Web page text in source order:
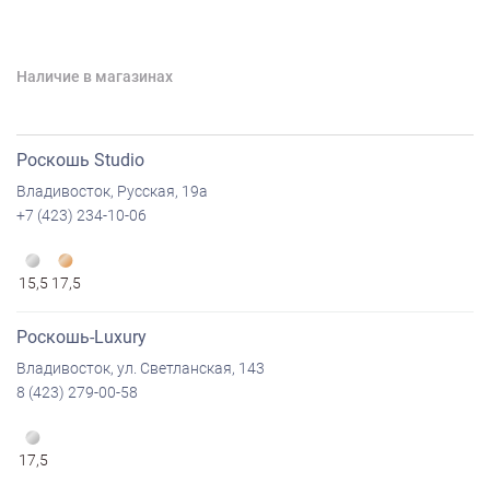
Наличие в магазинах
Роскошь Studio
Владивосток, Русская, 19а
+7 (423) 234-10-06
15,5 17,5
Роскошь-Luxury
Владивосток, ул. Светланская, 143
8 (423) 279-00-58
17,5